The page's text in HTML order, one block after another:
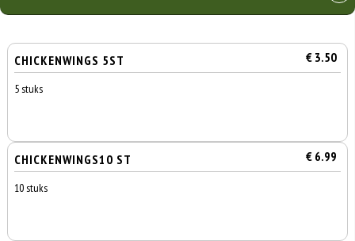
CHICKENWINGS 5ST € 3.50
5 stuks
CHICKENWINGS10 ST € 6.99
10 stuks